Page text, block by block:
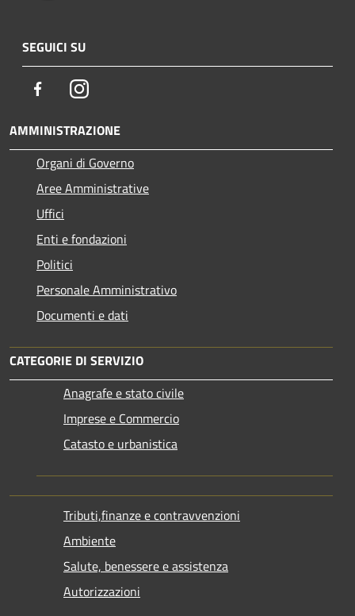
SEGUICI SU
FacebookInstagram
AMMINISTRAZIONE
Organi di Governo
Aree Amministrative
Uffici
Enti e fondazioni
Politici
Personale Amministrativo
Documenti e dati
CATEGORIE DI SERVIZIO
Anagrafe e stato civile
Imprese e Commercio
Catasto e urbanistica
Tributi,finanze e contravvenzioni
Ambiente
Salute, benessere e assistenza
Autorizzazioni